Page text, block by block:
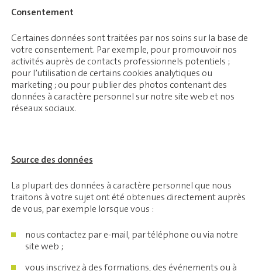
Consentement
Certaines données sont traitées par nos soins sur la base de
votre consentement. Par exemple, pour promouvoir nos
activités auprès de contacts professionnels potentiels ;
pour l’utilisation de certains cookies analytiques ou
marketing ; ou pour publier des photos contenant des
données à caractère personnel sur notre site web et nos
réseaux sociaux.
Source des données
La plupart des données à caractère personnel que nous
traitons à votre sujet ont été obtenues directement auprès
de vous, par exemple lorsque vous :
nous contactez par e-mail, par téléphone ou via notre
site web ;
vous inscrivez à des formations, des événements ou à